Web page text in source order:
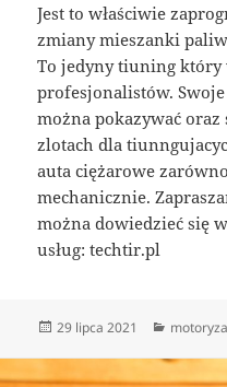
Jest to właściwie
zmiany mieszanki
To jedyny tiuning który
profesjonalistów.
można pokazywać
zlotach dla
auta ciężarowe
mechanicznie.
można dowiedzieć się
usług: techtir.pl
Data
29 lipca 2021